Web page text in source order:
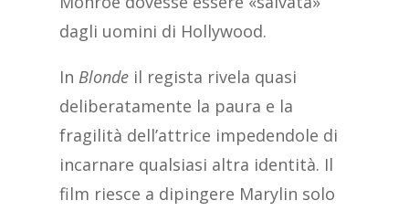
dagli uomini di Hollywood.
In Blondeil regista rivela quasi
deliberatamente la paura e la
fragilità dell’attrice impedendole di
incarnare qualsiasi altra identità. Il
film riesce a dipingere Marylin solo